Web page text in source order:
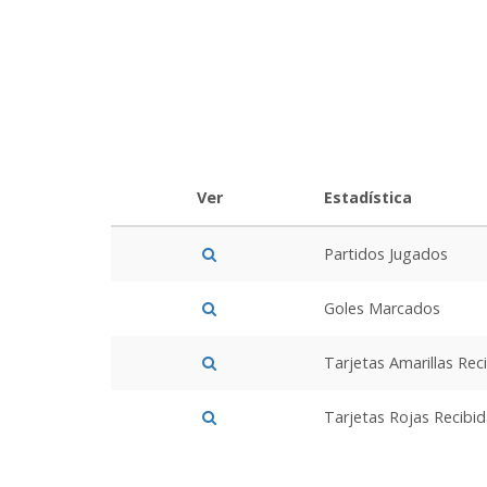
Ver Estadística
Partidos Jugados
Goles Marcados
Tarjetas Amarillas
Tarjetas Rojas